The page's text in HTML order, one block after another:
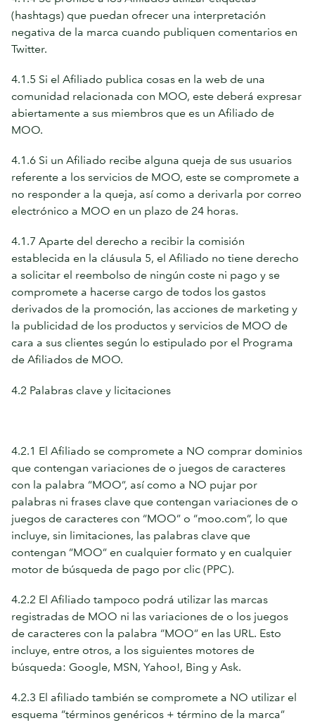
(hashtags) que puedan ofrecer una interpretación
negativa de la marca cuando publiquen comentarios en
Twitter.
4.1.5 Si el Afiliado publica cosas en la web de una
comunidad relacionada con MOO, este deberá expresar
abiertamente a sus miembros que es un Afiliado de
MOO.
4.1.6 Si un Afiliado recibe alguna queja de sus usuarios
referente a los servicios de MOO, este se compromete a
no responder a la queja, así como a derivarla por correo
electrónico a MOO en un plazo de 24 horas.
4.1.7 Aparte del derecho a recibir la comisión
establecida en la cláusula 5, el Afiliado no tiene derecho
a solicitar el reembolso de ningún coste ni pago y se
compromete a hacerse cargo de todos los gastos
derivados de la promoción, las acciones de marketing y
la publicidad de los productos y servicios de MOO de
cara a sus clientes según lo estipulado por el Programa
de Afiliados de MOO.
4.2 Palabras clave y licitaciones
4.2.1 El Afiliado se compromete a NO comprar dominios
que contengan variaciones de o juegos de caracteres
con la palabra “MOO”, así como a NO pujar por
palabras ni frases clave que contengan variaciones de o
juegos de caracteres con “MOO” o “moo.com”, lo que
incluye, sin limitaciones, las palabras clave que
contengan “MOO” en cualquier formato y en cualquier
motor de búsqueda de pago por clic (PPC).
4.2.2 El Afiliado tampoco podrá utilizar las marcas
registradas de MOO ni las variaciones de o los juegos
de caracteres con la palabra “MOO” en las URL. Esto
incluye, entre otros, a los siguientes motores de
búsqueda: Google, MSN, Yahoo!, Bing y Ask.
4.2.3 El afiliado también se compromete a NO utilizar el
esquema “términos genéricos + término de la marca”